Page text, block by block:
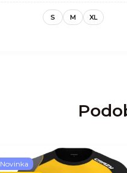
S M XL
Novinka